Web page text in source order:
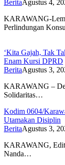
BeritaAgustus 4,
KARAWANG-
Perlindungan
‘Kita Gajah, Tak
Enam Kursi DPRD
BeritaAgustus 3,
KARAWANG –
Solidaritas…
Kodim 0604/
Utamakan Disiplin
BeritaAgustus 3,
KARAWANG,
Nanda…